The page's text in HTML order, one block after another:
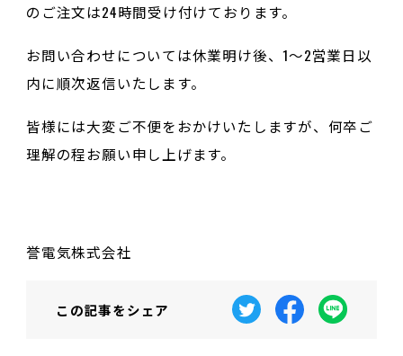
のご注文は24時間受け付けております。
お問い合わせについては休業明け後、1～2営業日以
内に順次返信いたします。
皆様には大変ご不便をおかけいたしますが、何卒ご
理解の程お願い申し上げます。
誉電気株式会社
この記事をシェア